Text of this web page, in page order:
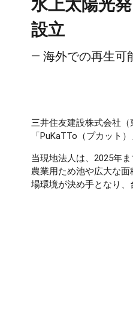
水上太陽光
設立
― 海外での再生可
三井住友建設株式会社
「PuKaTTo（プカット
当現地法人は、2025年
農業用ため池や広大な
場環境が決め手となり、